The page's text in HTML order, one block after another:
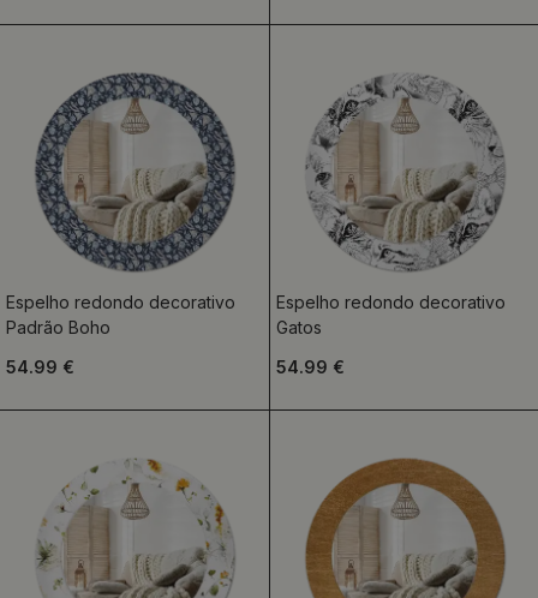
Espelho redondo decorativo
Padrão Boho
54.99 €
Espelho redondo decorativo
Gatos
54.99 €